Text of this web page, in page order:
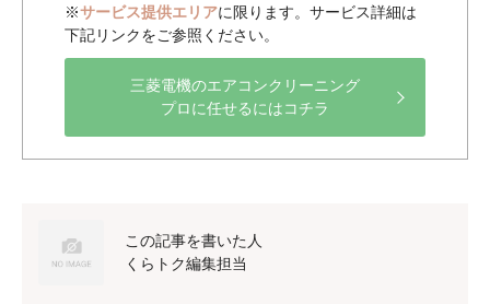
※サービス提供エリアに限ります。サービス詳細は
下記リンクをご参照ください。
三菱電機のエアコンクリーニング
プロに任せるにはコチラ
この記事を書いた人
くらトク編集担当